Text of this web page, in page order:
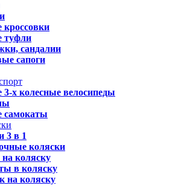
кроссовки
туфли
сандалии
сапоги
3-х колесные велосипеды
самокаты
3 в 1
коляски
коляску
в коляску
на коляску